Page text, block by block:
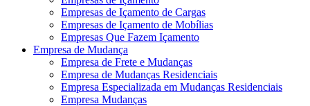
Empresas de Içamento de Cargas
Empresas de Içamento de Mobílias
Empresas Que Fazem Içamento
Empresa de Mudança
Empresa de Frete e Mudanças
Empresa de Mudanças Residenciais
Empresa Especializada em Mudanças Residenciais
Empresa Mudanças